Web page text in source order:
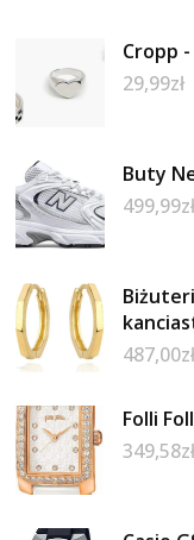
Cropp
29,99zł
Buty
499,99zł
487,00zł
Folli
349,58zł